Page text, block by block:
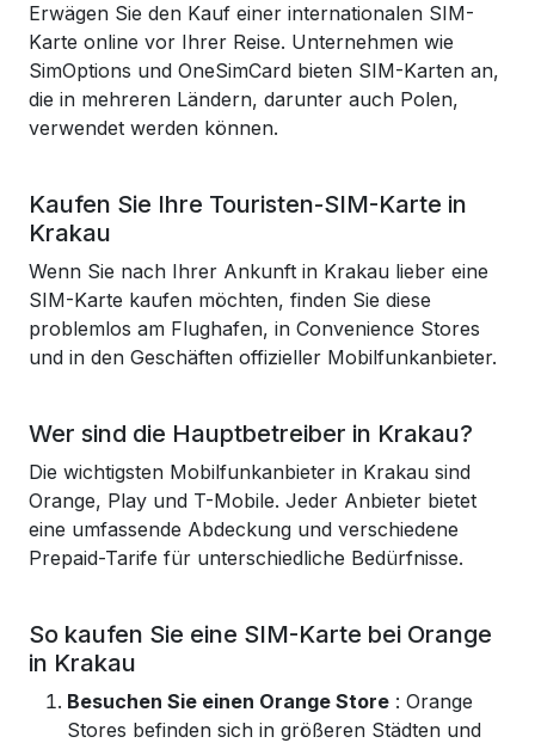
Erwägen Sie den Kauf einer internationalen SIM-
Karte online vor Ihrer Reise. Unternehmen wie
SimOptions und OneSimCard bieten SIM-Karten an,
die in mehreren Ländern, darunter auch Polen,
verwendet werden können.
Kaufen Sie Ihre Touristen-SIM-Karte in
Krakau
Wenn Sie nach Ihrer Ankunft in Krakau lieber eine
SIM-Karte kaufen möchten, finden Sie diese
problemlos am Flughafen, in Convenience Stores
und in den Geschäften offizieller Mobilfunkanbieter.
Wer sind die Hauptbetreiber in Krakau?
Die wichtigsten Mobilfunkanbieter in Krakau sind
Orange, Play und T-Mobile. Jeder Anbieter bietet
eine umfassende Abdeckung und verschiedene
Prepaid-Tarife für unterschiedliche Bedürfnisse.
So kaufen Sie eine SIM-Karte bei Orange
in Krakau
Besuchen Sie einen Orange Store : Orange
Stores befinden sich in größeren Städten und